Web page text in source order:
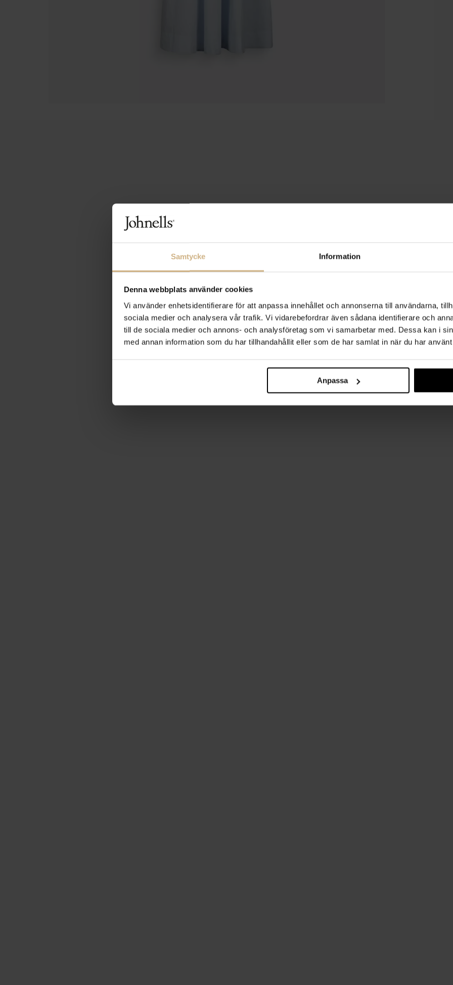
Samtycke Information
Denna webbplats använder cookies
Vi använder enhetsidentifierare för att anpassa innehållet och annonserna till användarna,
sociala medier och analysera vår trafik. Vi vidarebefordrar även sådana identifierare och
till de sociala medier och annons- och analysföretag som vi samarbetar med. Dessa kan i
med annan information som du har tillhandahållit eller som de har samlat in när du har
Anpassa